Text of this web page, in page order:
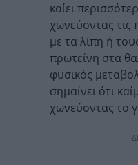
καίει
χωνεύοντας τις
με τα λίπη ή
πρωτεΐνη στα
φυσικός
σημαίνει ότι
χωνεύοντας το